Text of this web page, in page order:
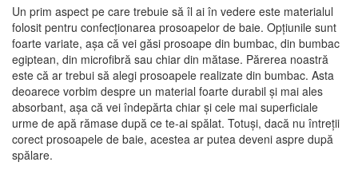
Un prim aspect pe care trebuie să îl ai în vedere este materialul
folosit pentru confecționarea prosoapelor de baie. Opțiunile sunt
foarte variate, așa că vei găsi prosoape din bumbac, din bumbac
egiptean, din microfibră sau chiar din mătase. Părerea noastră
este că ar trebui să alegi prosoapele realizate din bumbac. Asta
deoarece vorbim despre un material foarte durabil și mai ales
absorbant, așa că vei îndepărta chiar și cele mai superficiale
urme de apă rămase după ce te-ai spălat. Totuși, dacă nu întreții
corect prosoapele de baie, acestea ar putea deveni aspre după
spălare.